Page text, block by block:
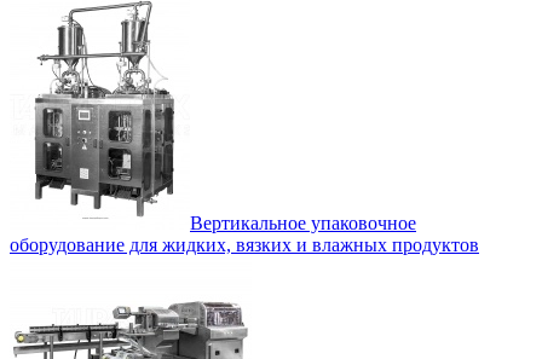
Вертикальное упаковочное
оборудование для жидких, вязких и влажных продуктов